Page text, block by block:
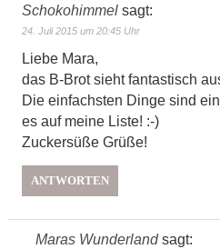
Schokohimmel sagt:
24. Juli 2015 um 20:45 Uhr
Liebe Mara,
das B-Brot sieht fantastisch
Die einfachsten Dinge sind
es auf meine Liste! :-)
Zuckersüße Grüße!
ANTWORTEN
Maras Wunderland sagt: